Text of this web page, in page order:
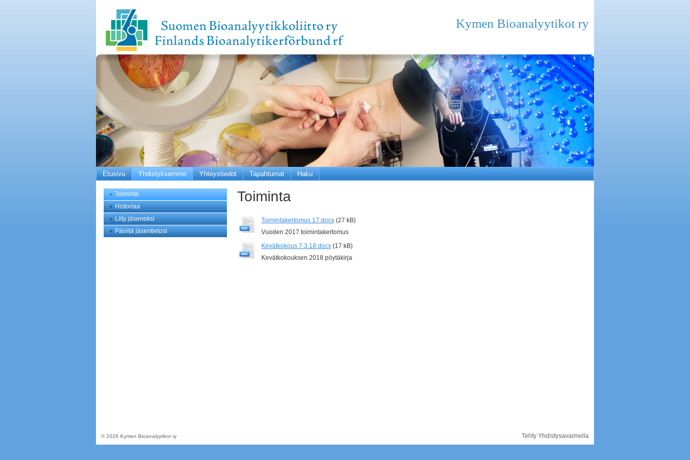
Kymen Bioanalyytikot ry
Etusivu Yhdistyksemme Yhteystiedot Tapahtumat Haku
Toiminta
Toimintakertomus 17.docx (27 kB)
Vuoden 2017 toimintakertomus
Kevätkokous 7.3.18.docx (17 kB)
Kevätkokouksen 2018 pöytäkirja
Toiminta
Historiaa
Liity jäseneksi
Päivitä jäsentietosi
Tehty Yhdistysavaimella
©2026 Kymen Bioanalyytikot ry